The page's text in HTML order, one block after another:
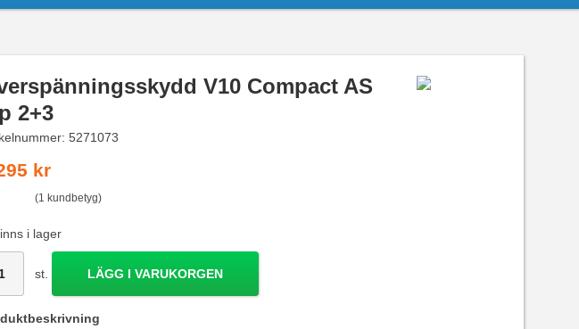
V10 Compact AS
2+3
5271073
kr
(1 kundbetyg)
i lager
st. LÄGG I VARUKORGEN